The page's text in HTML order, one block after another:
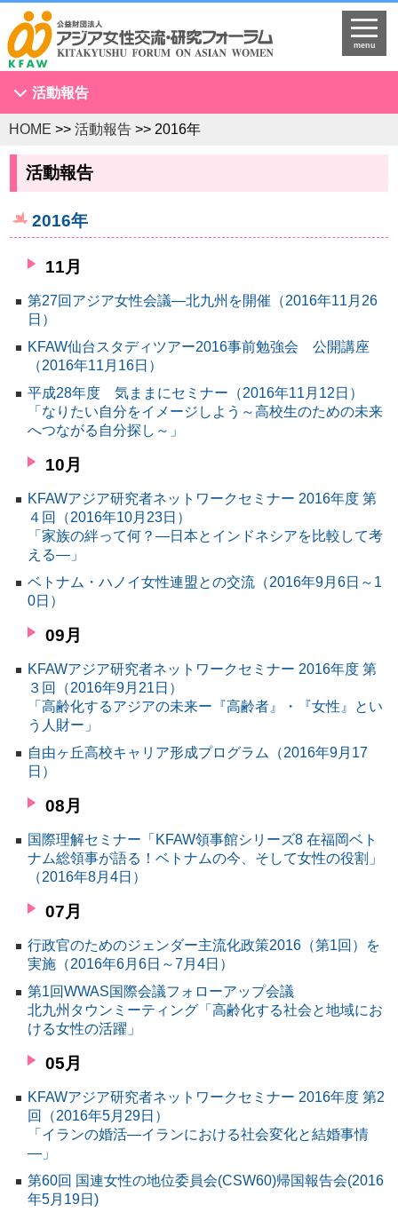
menu
活動報告
アジア女性会議
NGOセミナー
KFAWアジア研究者ネットワーク開催セミナー
スタディツアー
国連
プログラム開発
国際研修
環境
国際交流
ジェンダー
持続可能な開発
人権
平和構築
HOME >> 活動報告 >> 2016年
活動報告
2016年
11月
第27回アジア女性会議―北九州を開催（2016年11月26
日）
KFAW仙台スタディツアー2016事前勉強会 公開講座
（2016年11月16日）
平成28年度 気ままにセミナー（2016年11月12日）
「なりたい自分をイメージしよう～高校生のための未来
へつながる自分探し～」
10月
KFAWアジア研究者ネットワークセミナー 2016年度 第
４回（2016年10月23日）
「家族の絆って何？―日本とインドネシアを比較して考
える―」
ベトナム・ハノイ女性連盟との交流（2016年9月6日～1
0日）
09月
KFAWアジア研究者ネットワークセミナー 2016年度 第
３回（2016年9月21日）
「高齢化するアジアの未来ー『高齢者』・『女性』とい
う人財ー」
自由ヶ丘高校キャリア形成プログラム（2016年9月17
日）
08月
国際理解セミナー「KFAW領事館シリーズ8 在福岡ベト
ナム総領事が語る！ベトナムの今、そして女性の役割」
（2016年8月4日）
07月
行政官のためのジェンダー主流化政策2016（第1回）を
実施（2016年6月6日～7月4日）
第1回WWAS国際会議フォローアップ会議
北九州タウンミーティング「高齢化する社会と地域にお
ける女性の活躍」
05月
KFAWアジア研究者ネットワークセミナー 2016年度 第2
回（2016年5月29日）
「イランの婚活―イランにおける社会変化と結婚事情
―」
第60回 国連女性の地位委員会(CSW60)帰国報告会(2016
年5月19日)